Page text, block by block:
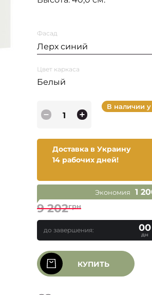
Фасад
Лерх синий
Цвет каркаса
Белый
В наличии
Доставка в Украину
14 рабочих дней!
Экономия 1
9 202грн
до завершения: 00
дн
КУПИТЬ